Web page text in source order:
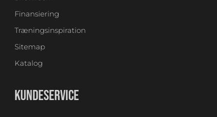
Finansiering
Træningsinspiration
Sitemap
Katalog
KUNDESERVICE